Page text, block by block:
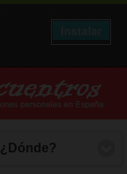
¿Dónde?